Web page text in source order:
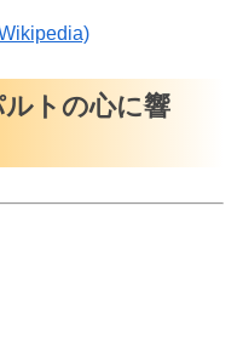
トの心に響